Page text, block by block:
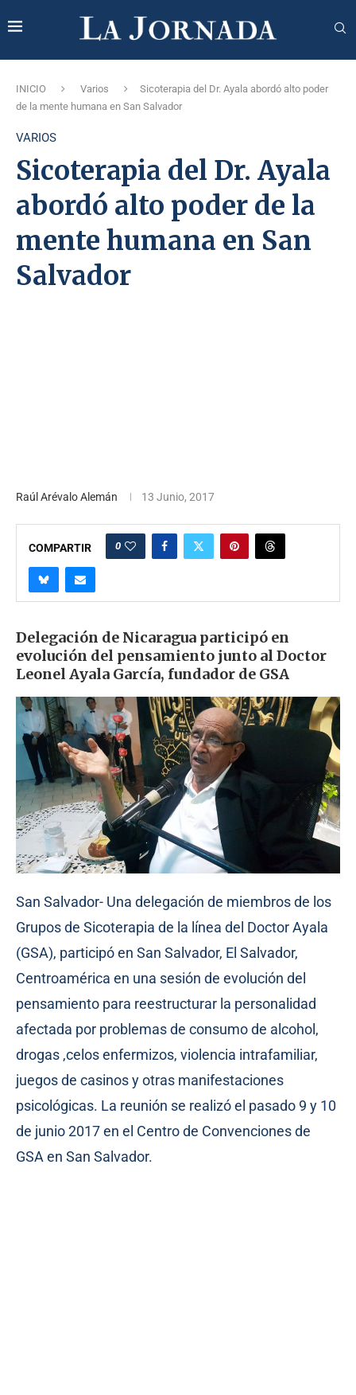
INICIO Varios
Sicoterapia del Dr. Ayala abordó alto poder
de la mente humana en San Salvador
VARIOS
Sicoterapia del Dr. Ayala
abordó alto poder de la
mente humana en San
Salvador
Raúl Arévalo Alemán 13 Junio, 2017
COMPARTIR 0
Delegación de Nicaragua participó en
evolución del pensamiento junto al Doctor
Leonel Ayala García, fundador de GSA
San Salvador- Una delegación de miembros de los
Grupos de Sicoterapia de la línea del Doctor Ayala
(GSA), participó en San Salvador, El Salvador,
Centroamérica en una sesión de evolución del
pensamiento para reestructurar la personalidad
afectada por problemas de consumo de alcohol,
drogas ,celos enfermizos, violencia intrafamiliar,
juegos de casinos y otras manifestaciones
psicológicas. La reunión se realizó el pasado 9 y 10
de junio 2017 en el Centro de Convenciones de
GSA en San Salvador.